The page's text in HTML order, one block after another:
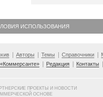
ИСПОЛЬЗОВАНИЯ
Авторы Темы Справочники
Редакция Контакты
ПРОЕКТЫ И НОВОСТИ
ОСНОВЕ